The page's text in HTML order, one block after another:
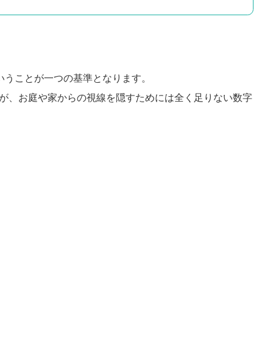
ことが一つの基準となります。
、お庭や家からの視線を隠すためには全く足りない数字